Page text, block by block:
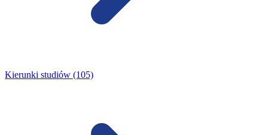
Kierunki studiów (105)